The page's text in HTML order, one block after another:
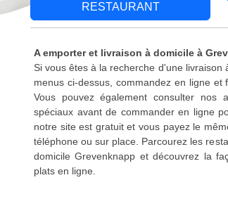
RESTAURANT
A emporter et livraison à domicile à
Si vous êtes à la recherche d'une
menus ci-dessus, commandez en ligne et
Vous pouvez également consulter nos
spéciaux avant de commander en ligne
notre site est gratuit et vous payez le
téléphone ou sur place. Parcourez les
domicile Grevenknapp et découvrez la
plats en ligne.